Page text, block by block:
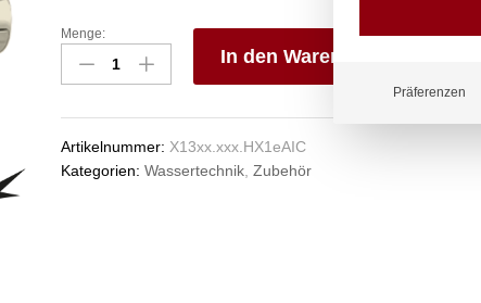
master
WAB-
Körper
ohne
Excenter
Menge:
In den Warenkorb
Artikelnummer: X13xx.xxx.HX1eAIC
Kategorien: Wassertechnik, Zubehör
Präferenzen